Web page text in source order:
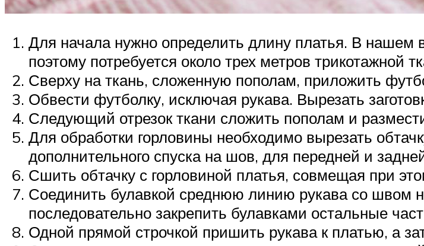
Для начала нужно определить длину платья. В
поэтому потребуется около трех метров трикотажной
Сверху на ткань, сложенную пополам, приложить
Обвести футболку, исключая рукава. Вырезать
Следующий отрезок ткани сложить пополам и
Для обработки горловины необходимо вырезать
дополнительного спуска на шов, для передней и
Сшить обтачку с горловиной платья, совмещая при
Соединить булавкой среднюю линию рукава со швом
последовательно закрепить булавками остальные
Одной прямой строчкой пришить рукава к платью, а